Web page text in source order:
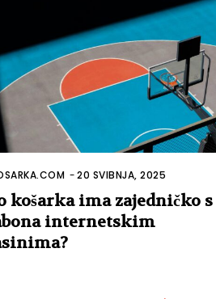
-20 SVIBNJA, 2025
košarka ima zajedničko s
internetskim